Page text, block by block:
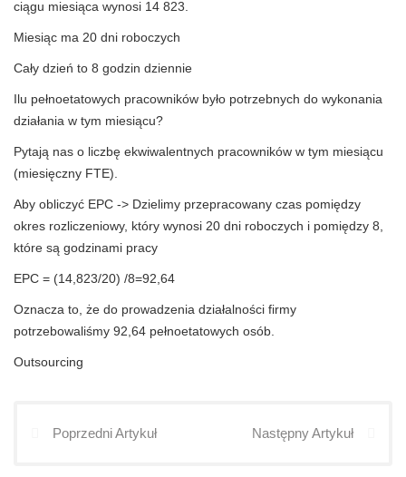
ciągu miesiąca wynosi 14 823.
Miesiąc ma 20 dni roboczych
Cały dzień to 8 godzin dziennie
Ilu pełnoetatowych pracowników było potrzebnych do wykonania
działania w tym miesiącu?
Pytają nas o liczbę ekwiwalentnych pracowników w tym miesiącu
(miesięczny FTE).
Aby obliczyć EPC -> Dzielimy przepracowany czas pomiędzy
okres rozliczeniowy, który wynosi 20 dni roboczych i pomiędzy 8,
które są godzinami pracy
EPC = (14,823/20) /8=92,64
Oznacza to, że do prowadzenia działalności firmy
potrzebowaliśmy 92,64 pełnoetatowych osób.
Outsourcing
Poprzedni Artykuł Następny Artykuł